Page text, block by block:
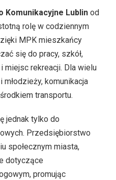
Komunikacyjne Lublin od
rolę w codziennym
MPK mieszkańcy
się do pracy, szkół,
miejsc rekreacji. Dla wielu
komunikacja
transportu.
jednak tylko do
Przedsiębiorstwo
społecznym miasta,
dotyczące
promując